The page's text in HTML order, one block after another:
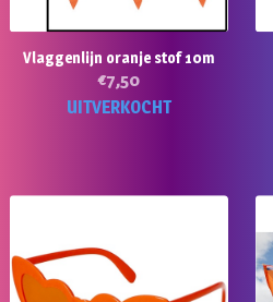
Vlaggenlijn oranje stof 10m
€7,50
UITVERKOCHT